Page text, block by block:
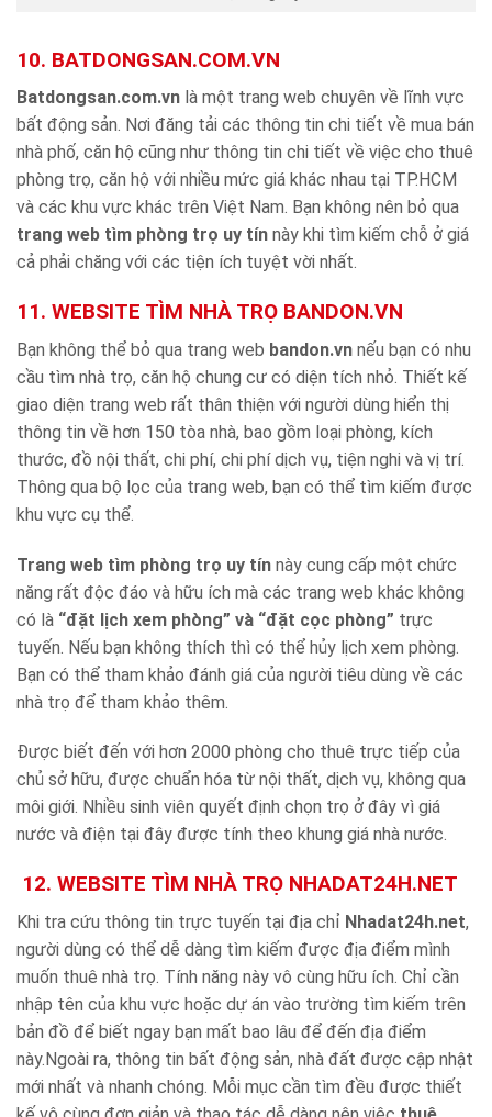
10. BATDONGSAN.COM.VN
Batdongsan.com.vn là một trang web chuyên về lĩnh vực
bất động sản. Nơi đăng tải các thông tin chi tiết về mua bán
nhà phố, căn hộ cũng như thông tin chi tiết về việc cho thuê
phòng trọ, căn hộ với nhiều mức giá khác nhau tại TP.HCM
và các khu vực khác trên Việt Nam. Bạn không nên bỏ qua
trang web tìm phòng trọ uy tín này khi tìm kiếm chỗ ở giá
cả phải chăng với các tiện ích tuyệt vời nhất.
11. WEBSITE TÌM NHÀ TRỌ BANDON.VN
Bạn không thể bỏ qua trang web bandon.vn nếu bạn có nhu
cầu tìm nhà trọ, căn hộ chung cư có diện tích nhỏ. Thiết kế
giao diện trang web rất thân thiện với người dùng hiển thị
thông tin về hơn 150 tòa nhà, bao gồm loại phòng, kích
thước, đồ nội thất, chi phí, chi phí dịch vụ, tiện nghi và vị trí.
Thông qua bộ lọc của trang web, bạn có thể tìm kiếm được
khu vực cụ thể.
Trang web tìm phòng trọ uy tín này cung cấp một chức
năng rất độc đáo và hữu ích mà các trang web khác không
có là “đặt lịch xem phòng” và “đặt cọc phòng” trực
tuyến. Nếu bạn không thích thì có thể hủy lịch xem phòng.
Bạn có thể tham khảo đánh giá của người tiêu dùng về các
nhà trọ để tham khảo thêm.
Được biết đến với hơn 2000 phòng cho thuê trực tiếp của
chủ sở hữu, được chuẩn hóa từ nội thất, dịch vụ, không qua
môi giới. Nhiều sinh viên quyết định chọn trọ ở đây vì giá
nước và điện tại đây được tính theo khung giá nhà nước.
12. WEBSITE TÌM NHÀ TRỌ NHADAT24H.NET
Khi tra cứu thông tin trực tuyến tại địa chỉ Nhadat24h.net,
người dùng có thể dễ dàng tìm kiếm được địa điểm mình
muốn thuê nhà trọ. Tính năng này vô cùng hữu ích. Chỉ cần
nhập tên của khu vực hoặc dự án vào trường tìm kiếm trên
bản đồ để biết ngay bạn mất bao lâu để đến địa điểm
này.Ngoài ra, thông tin bất động sản, nhà đất được cập nhật
mới nhất và nhanh chóng. Mỗi mục cần tìm đều được thiết